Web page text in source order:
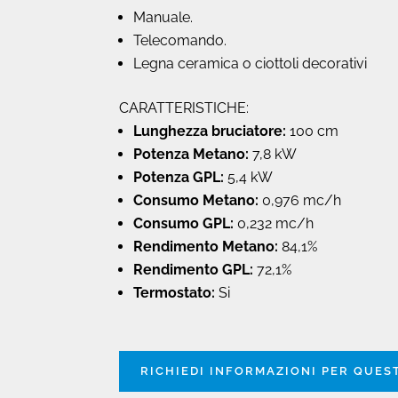
Manuale.
Telecomando.
Legna ceramica o ciottoli decorativi
CARATTERISTICHE:
Lunghezza bruciatore: 100 cm
Potenza Metano: 7,8 kW
Potenza GPL: 5,4 kW
Consumo Metano: 0,976 mc/h
Consumo GPL: 0,232 mc/h
Rendimento Metano: 84,1%
Rendimento GPL: 72,1%
Termostato: Si
RICHIEDI INFORMAZIONI PER